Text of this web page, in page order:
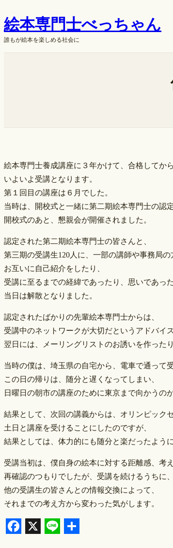
容
を
ス
絵本専門士べっちゃん
誰もが絵本を楽しめる社会に
絵本専門士養成講座に３年かけて、合格してから
いよいよ受講となります。
第１回目の講座は６月でした。
当時は、開校式と一緒に第二期絵本専門士の認
開校式のあと、懇親会が開催されました。
認定された第二期絵本専門士の皆さんと、
第三期の受講生120人に、一部の講師や事務局の
お互いに自己紹介をしたり、
受講に至るまでの経緯であったり、思いであっ
当日は解散となりました。
認定されたばかりの先輩絵本専門士からは、
受講中のネットワークが大切だというアドバイス
翌日には、メーリングリストのお誘いを作った
当時の僕は、埼玉県の自宅から、電車で通って
この日の帰りは、随分と遅くなってしまい、
日曜日の朝市の講座のために東京まで向かうの
結果として、次回の講義からは、オリンピック
土日と講座を受けることにしたのですが、
結果としては、体力的にも随分と楽だったよう
受講当初は、僕自身の絵本に対する距離感、考
再確認のつもりでしたが、受講を続けるうちに、
他の受講生の皆さんとの情報交換によって、
それまでの考え方から変わった気がします。